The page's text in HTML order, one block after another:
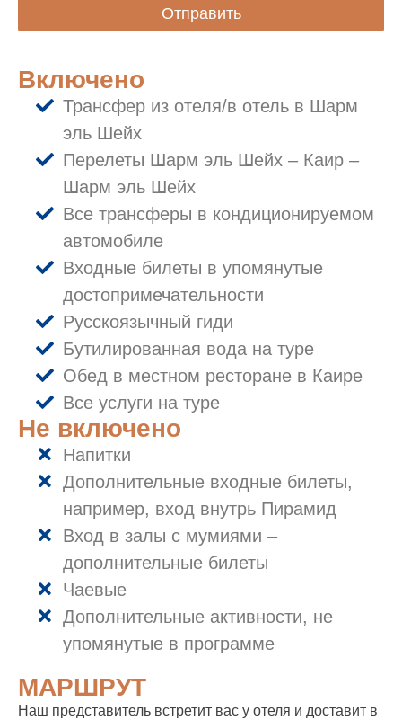
Отправить
Включено
Трансфер из отеля/в отель в Шарм
эль Шейх
Перелеты Шарм эль Шейх – Каир –
Шарм эль Шейх
Все трансферы в кондиционируемом
автомобиле
Входные билеты в упомянутые
достопримечательности
Русскоязычный гиди
Бутилированная вода на туре
Обед в местном ресторане в Каире
Все услуги на туре
Не включено
Напитки
Дополнительные входные билеты,
например, вход внутрь Пирамид
Вход в залы с мумиями –
дополнительные билеты
Чаевые
Дополнительные активности, не
упомянутые в программе
МАРШРУТ
Наш представитель встретит вас у отеля и доставит в